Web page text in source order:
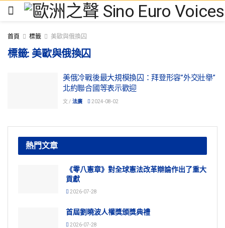
首頁 標籤 美歐與俄換囚
標籤:美歐與俄換囚
美俄冷戰後最大規模換囚：拜登形容”外交壯舉”
北約聯合國等表示歡迎
文 / 法廣 2024-08-02
熱門文章
《零八憲章》對全球憲法改革辯論作出了重大
貢獻
2026-07-28
首屆劉曉波人權獎頒獎典禮
2026-07-28